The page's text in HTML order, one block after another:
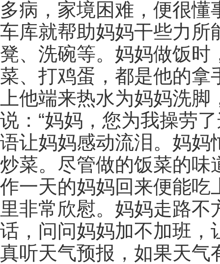
多病，家境困难，便很
车库就帮助妈妈干些力所
凳、洗碗等。妈妈做饭时
菜、打鸡蛋，都是他的拿
上他端来热水为妈妈洗
说：“妈妈，您为我操劳
语让妈妈感动流泪。妈妈
炒菜。尽管做的饭菜的味
作一天的妈妈回来便能吃
里非常欣慰。妈妈走路
话，问问妈妈加不加班，
真听天气预报，如果天气